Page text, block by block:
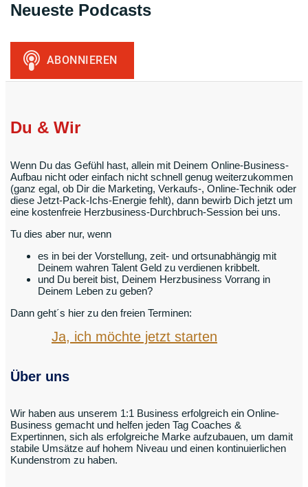
Neueste Podcasts
Du & Wir
Wenn Du das Gefühl hast, allein mit Deinem Online-Business-
Aufbau nicht oder einfach nicht schnell genug weiterzukommen
(ganz egal, ob Dir die Marketing, Verkaufs-, Online-Technik oder
diese Jetzt-Pack-Ichs-Energie fehlt), dann bewirb Dich jetzt um
eine kostenfreie Herzbusiness-Durchbruch-Session bei uns.
Tu dies aber nur, wenn
es in bei der Vorstellung, zeit- und ortsunabhängig mit
Deinem wahren Talent Geld zu verdienen kribbelt.
und Du bereit bist, Deinem Herzbusiness Vorrang in
Deinem Leben zu geben?
Dann geht´s hier zu den freien Terminen:
Ja, ich möchte jetzt starten
Über uns
Wir haben aus unserem 1:1 Business erfolgreich ein Online-
Business gemacht und helfen jeden Tag Coaches &
Expertinnen, sich als erfolgreiche Marke aufzubauen, um damit
stabile Umsätze auf hohem Niveau und einen kontinuierlichen
Kundenstrom zu haben.